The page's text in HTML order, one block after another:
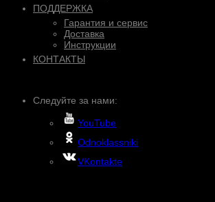
ПОДДЕРЖКА
Гарантия и сервис
Доставка
Инструкции
КОНТАКТЫ
Следуйте за нами:
YouTube
Odnoklassniki
VKontakte